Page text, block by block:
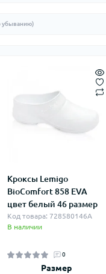
Кроксы Lemigo
BioComfort 858 EVA
цвет белый 46 размер
Код товара: 728580146A
В наличии
0
Размер